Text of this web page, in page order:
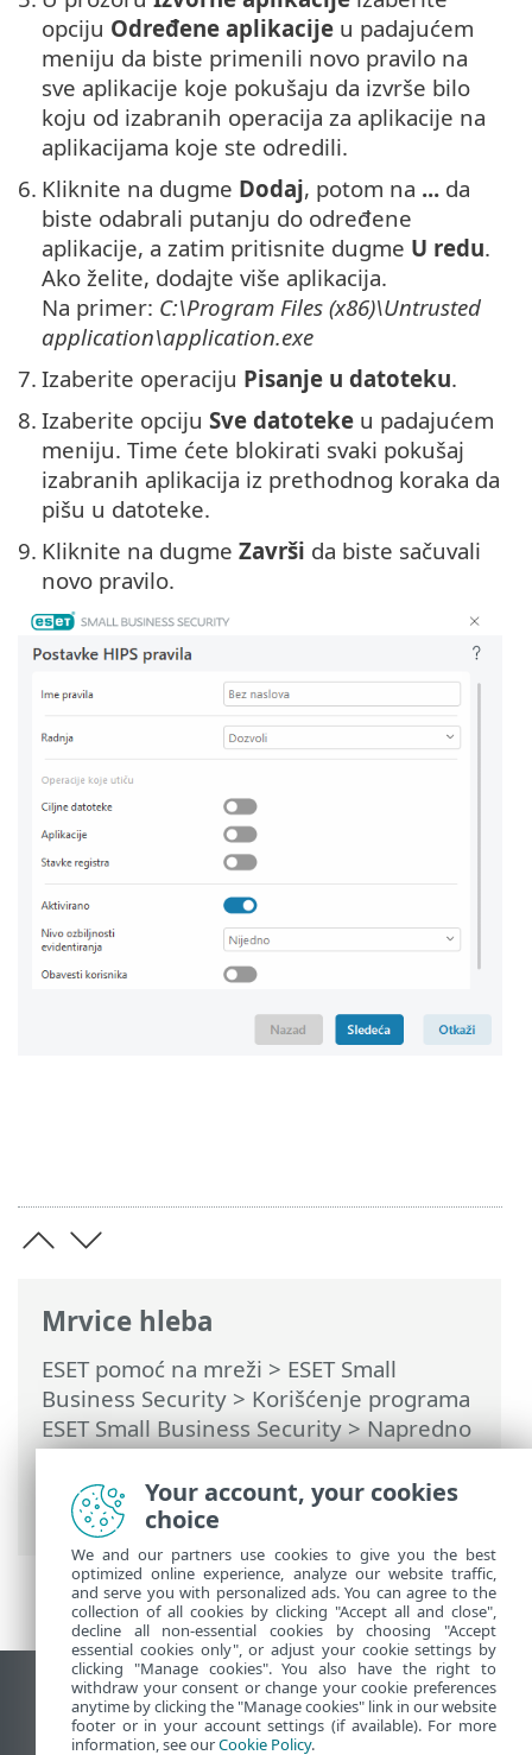
Mrvice hleba
ESET pomoć na mreži > ESET Small
Business Security > Korišćenje programa
ESET Small Business Security>Napredno
podešavanje>Skeniranja>HIPS – Sistem
za sprečavanje upada>Upravljanje HIPS
pravilima
> Postavke HIPS pravila
opciju Određene aplikacije u padajućem
meniju da biste primenili novo pravilo na
sve aplikacije koje pokušaju da izvrše bilo
koju od izabranih operacija za aplikacije na
aplikacijama koje ste odredili.
6. Kliknite na dugme Dodaj, potom na ... da
biste odabrali putanju do određene
aplikacije, a zatim pritisnite dugme U redu.
Ako želite, dodajte više aplikacija.
Na primer: C:\Program Files (x86)\Untrusted
application\application.exe
7. Izaberite operaciju Pisanje u datoteku.
8. Izaberite opciju Sve datoteke u padajućem
meniju. Time ćete blokirati svaki pokušaj
izabranih aplikacija iz prethodnog koraka da
pišu u datoteke.
9. Kliknite na dugme Završi da biste sačuvali
novo pravilo.
Prikaži lokaciju za računare
End of Life
Your account, your cookies
choice
We and our partners use cookies to give you the best
optimized online experience, analyze our website traffic,
and serve you with personalized ads. You can agree to the
collection of all cookies by clicking "Accept all and close",
decline all non-essential cookies by choosing "Accept
essential cookies only", or adjust your cookie settings by
clicking "Manage cookies". You also have the right to
withdraw your consent or change your cookie preferences
anytime by clicking the "Manage cookies" link in our website
footer or in your account settings (if available). For more
information, see ourCookie Policy.